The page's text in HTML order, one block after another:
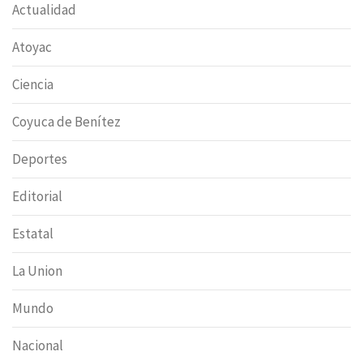
Actualidad
Atoyac
Ciencia
Coyuca de Benítez
Deportes
Editorial
Estatal
La Union
Mundo
Nacional